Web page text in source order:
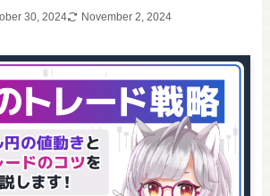
30, 2024 November 2, 2024